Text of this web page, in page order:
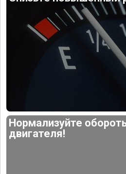
Нормализуйте
двигателя!